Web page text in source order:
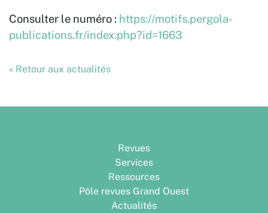
Consulter le numéro : https://motifs.pergola-
publications.fr/index.php?id=1663
« Retour aux actualités
Revues
Services
Ressources
Pôle revues Grand Ouest
Actualités